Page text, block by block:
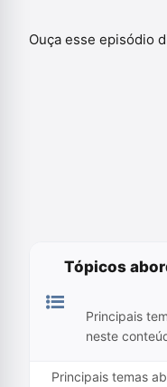
Ouça esse episódio
Tópicos
Principais
neste
Principais temas